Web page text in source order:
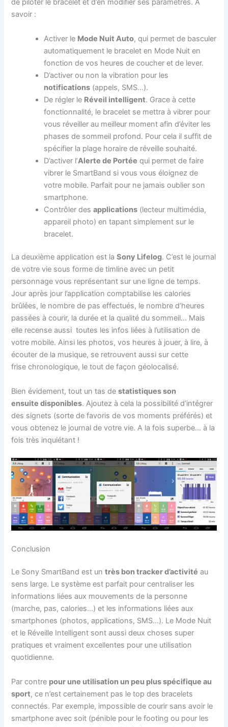
de piloter le bracelet et d’en modifier ses paramètres. A
savoir :
Activer le Mode Nuit Auto, qui permet de basculer
automatiquement le bracelet en Mode Nuit en
fonction de vos heures de coucher et de lever.
D’activer ou non la vibration pour les
notifications (appels, SMS…).
De régler le Réveil intelligent. Grace à cette
fonctionnalité, le bracelet se mettra à vibrer pour
vous réveiller au meilleur moment afin d’éviter les
phases de sommeil profond. Pour cela il suffit de
spécifier la plage horaire de réveille souhaité.
D’activer l’Alerte de Portée qui permet de faire
vibrer le SmartBand si vous vous éloignez de
votre mobile. Parfait pour ne jamais oublier son
smartphone.
Contrôler desapplications (lecteur multimédia,
appareil photo) en tapant simplement sur le
bracelet.
La deuxième application est laSony Lifelog. C’est le journal
de votre vie sous forme de timline avec un petit
personnage vous représentant sur une ligne de temps.
Jour après jour l’application comptabilise les calories
brûlées, le nombre de pas effectués, le nombre d’heures
passées à courir, la durée et la qualité du sommeil… Mais
elle recense aussi toutes les infos liées à l’utilisation de
votre mobile. Ainsi les photos, vos heures à jouer, à lire, à
écouter de la musique, se retrouvent aussi sur cette
frise chronologique, le tout de façon géolocalisé.
Bien évidement, tout un tas destatistiques son
ensuite disponibles. Ajoutez à cela la possibilité d’intégrer
des signets (sorte de favoris de vos moments préférés) et
vous obtenez le journal de votre vie. A la fois superbe… à la
fois très inquiétant !
Conclusion
Le Sony SmartBand est untrès bon tracker d’activité au
sens large. Le système est parfait pour centraliser les
informations liées aux mouvements de la personne
(marche, pas, calories…) et les informations liées aux
smartphones (photos, applications, SMS…). Le Mode Nuit
et le Réveille Intelligent sont aussi deux choses super
pratiques et vraiment excellentes pour une utilisation
quotidienne.
Par contre pour une utilisation un peu plus spécifique au
sport, ce n’est certainement pas le top des bracelets
connectés. Par exemple, impossible de courir sans avoir le
smartphone avec soit (pénible pour le footing ou pour les